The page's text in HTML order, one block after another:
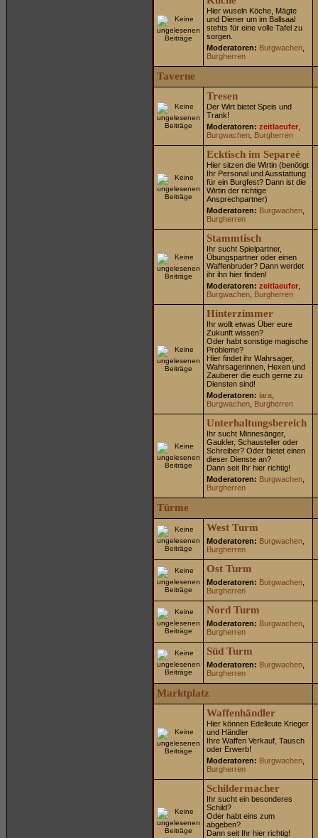
Hier wuseln Köche, Mägte
und Diener um im Ballsaal
stehts für eine volle Tafel zu
sorgen.
Moderatoren: Burgwachen,
Burgherren
Taverne
Tresen
Der Wirt bietet Speis und
Trank!
Moderatoren: zeitlaeufer,
Burgwachen, Burgherren
Ecktisch im Separeé
Hier sitzen die Wirtin (benötigt
Ihr Personal und Ausstattung
für ein Burgfest? Dann ist die
Wirtin der richtige
Ansprechpartner)
Moderatoren: Burgwachen,
Burgherren
Stammtisch
Ihr sucht Spielpartner,
Übungspartner oder einen
Waffenbruder? Dann werdet
ihr ihn hier finden!
Moderatoren: zeitlaeufer,
Burgwachen, Burgherren
Hinterzimmer
Ihr wollt etwas Über eure
Zukunft wissen?
Oder habt sonstige magische
Probleme?
Hier findet ihr Wahrsager,
Wahrsagerinnen, Hexen und
Zauberer die euch gerne zu
Diensten sind!
Moderatoren: lara,
Burgwachen, Burgherren
Unterhaltungsbereich
Ihr sucht Minnesänger,
Gaukler, Schausteller oder
Schreiber? Oder bietet einen
dieser Dienste an?
Dann seit Ihr hier richtig!
Moderatoren: Burgwachen,
Burgherren
Türme
West Turm
Moderatoren: Burgwachen,
Burgherren
Ost Turm
Moderatoren: Burgwachen,
Burgherren
Nord Turm
Moderatoren: Burgwachen,
Burgherren
Süd Turm
Moderatoren: Burgwachen,
Burgherren
Marktplatz
Waffenhändler
Hier können Edelleute Krieger
und Händler
Ihre Waffen Verkauf, Tausch
oder Erwerb!
Moderatoren: Burgwachen,
Burgherren
Schildermacher
Ihr sucht ein besonderes
Schild?
Oder habt eins zum
abgeben?
Dann seit Ihr hier richtig!